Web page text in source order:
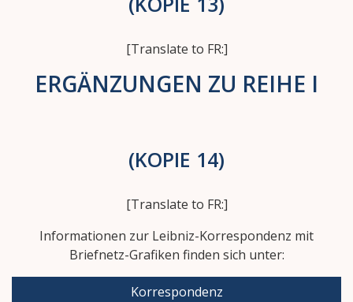
[Translate to FR:]
ERGÄNZUNGEN ZU REIHE I
(KOPIE 14)
[Translate to FR:]
Informationen zur Leibniz-Korrespondenz mit
Briefnetz-Grafiken finden sich unter:
Korrespondenz